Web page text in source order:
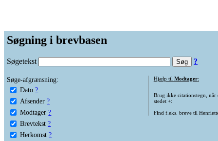
Søgning i brevbasen
Søgetekst ?
Søge-afgrænsning:
Dato ?
Afsender ?
Modtager ?
Brevtekst ?
Herkomst ?
Hjælp til Modtager:
Brug ikke citationstegn, når
stedet +:
Find f.eks. breve til